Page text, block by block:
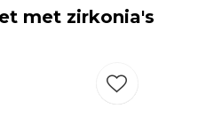
met zirkonia's